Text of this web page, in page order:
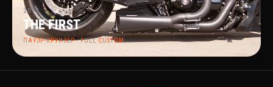
2012
THE FIRST
ПАУЭР-КРУИЗЕР · FULL CUSTOM